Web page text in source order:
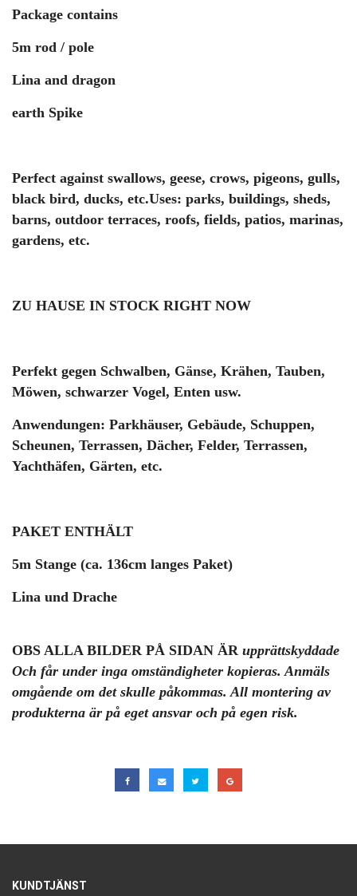
Package contains
5m rod / pole
Lina and dragon
earth Spike
Perfect against swallows, geese, crows, pigeons, gulls,
black bird, ducks, etc.Uses: parks, buildings, sheds,
barns, outdoor terraces, roofs, fields, patios, marinas,
gardens, etc.
ZU HAUSE IN STOCK RIGHT NOW
Perfekt gegen Schwalben, Gänse, Krähen, Tauben,
Möwen, schwarzer Vogel, Enten usw.
Anwendungen: Parkhäuser, Gebäude, Schuppen,
Scheunen, Terrassen, Dächer, Felder, Terrassen,
Yachthäfen, Gärten, etc.
PAKET ENTHÄLT
5m Stange (ca. 136cm langes Paket)
Lina und Drache
OBS ALLA BILDER PÅ SIDAN ÄR upprättskyddade
Och får under inga omständigheter kopieras. Anmäls
omgående om det skulle påkommas. All montering av
produkterna är på eget ansvar och på egen risk.
KUNDTJÄNST